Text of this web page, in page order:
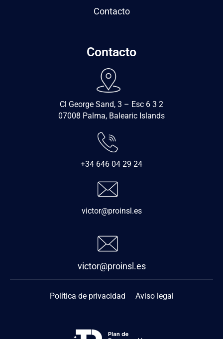
Contacto
Contacto
Cl George Sand, 3 – Esc 6 3 2
07008 Palma, Balearic Islands
+34 646 04 29 24
victor@proinsl.es
victor@proinsl.es
Política de privacidad Aviso legal